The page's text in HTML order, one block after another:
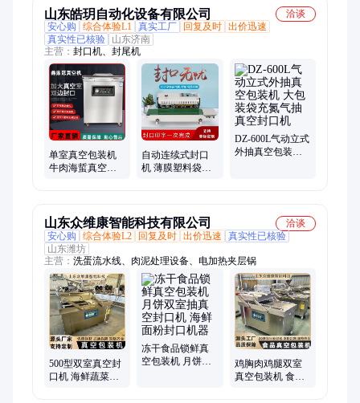
山东皓玥自动化设备有限公司
洽谈
安心购
综合体验L1 真实工厂 回复及时 出价迅速
真实性已核验
山东济南
主营： 封口机、封尾机
单室真空包装机
牛肉海蜇真空封
自动连续式封口
机 薄膜塑料袋铝
DZ-600L气动立式
外抽真空包装机
山东众维康智能科技有限公司
洽谈
安心购
综合体验L2 回复及时 出价迅速
真实性已核验
山东潍坊
主营： 洗蛋流水线、肉泥处理设备、电加热夹层锅
500型双室真空封
口机 海鲜蔬菜真
冻干食品锁鲜真
空包装机 月饼双
鸡胸肉鸡腿双室
真空包装机 食品